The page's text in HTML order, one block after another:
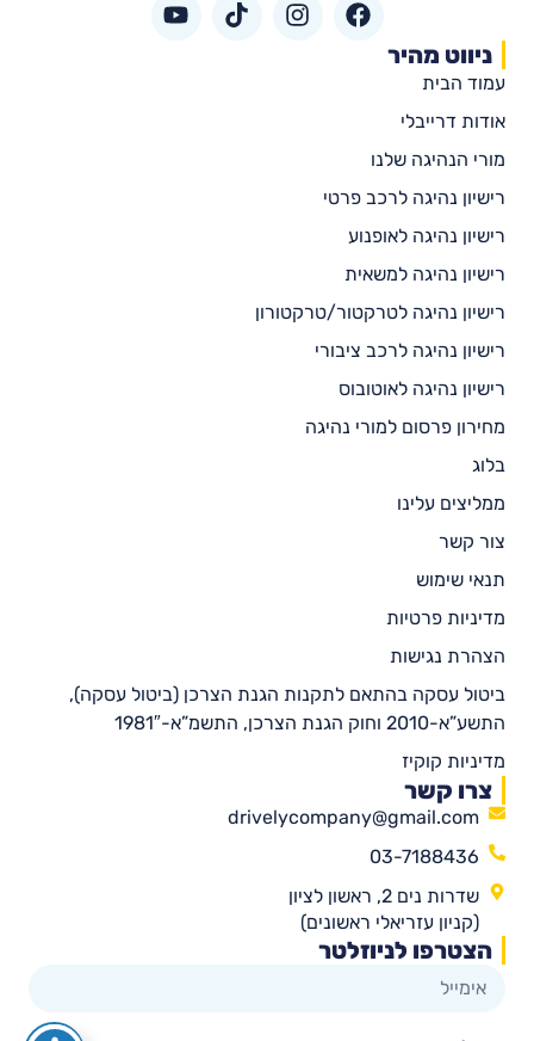
ניווט מהיר
עמוד הבית
אודות דרייבלי
מורי הנהיגה שלנו
רישיון נהיגה לרכב פרטי
רישיון נהיגה לאופנוע
רישיון נהיגה למשאית
רישיון נהיגה לטרקטור/טרקטורון
רישיון נהיגה לרכב ציבורי
רישיון נהיגה לאוטובוס
מחירון פרסום למורי נהיגה
בלוג
ממליצים עלינו
צור קשר
תנאי שימוש
מדיניות פרטיות
הצהרת נגישות
ביטול עסקה בהתאם לתקנות הגנת הצרכן (ביטול עסקה),
התשע”א-2010 וחוק הגנת הצרכן, התשמ”א-1981″
מדיניות קוקיז
צרו קשר
drivelycompany@gmail.com
03-7188436
שדרות נים 2, ראשון לציון
(קניון עזריאלי ראשונים)
הצטרפו לניוזלטר